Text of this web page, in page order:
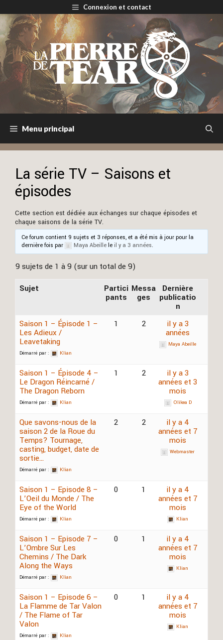
au
contenu
Connexion et contact
Menu principal
La série TV – Saisons et
épisodes
Cette section est dédiée aux échanges sur chaque épisodes et
chaque saisons de la série TV.
Ce forum contient 9 sujets et 3 réponses, et a été mis à jour pour la
dernière fois par
Maya Abeille le il y a 3 années.
9 sujets de 1 à 9 (sur un total de 9)
Sujet
Partici
pants
Messa
ges
Dernière
publicatio
n
Saison 1 – Épisode 1 –
Les Adieux /
Leavetaking
Démarré par : Klian
1 2
il y a 3
années
Maya Abeille
Saison 1 – Épisode 4 –
Le Dragon Réincarné /
The Dragon Reborn
Démarré par : Klian
1 2
il y a 3
années et 3
mois
Olikea D
Que savons-nous de la
saison 2 de la Roue du
Temps? Tournage,
casting, budget, date de
sortie…
Démarré par : Klian
2 2
il y a 4
années et 7
mois
Webmaster
Saison 1 – Episode 8 –
L’Oeil du Monde / The
Eye of the World
Démarré par : Klian
0 1
il y a 4
années et 7
mois
Klian
Saison 1 – Episode 7 –
L’Ombre Sur Les
Chemins / The Dark
Along the Ways
Démarré par : Klian
0 1
il y a 4
années et 7
mois
Klian
Saison 1 – Episode 6 –
La Flamme de Tar Valon
/ The Flame of Tar
Valon
Démarré par : Klian
0 1
il y a 4
années et 7
mois
Klian